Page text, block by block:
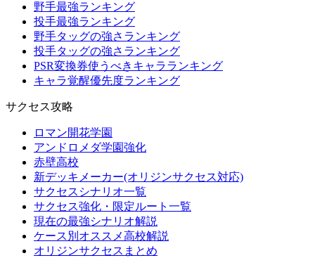
野手最強ランキング
投手最強ランキング
野手タッグの強さランキング
投手タッグの強さランキング
PSR変換券使うべきキャラランキング
キャラ覚醒優先度ランキング
サクセス攻略
ロマン開花学園
アンドロメダ学園強化
赤壁高校
新デッキメーカー(オリジンサクセス対応)
サクセスシナリオ一覧
サクセス強化・限定ルート一覧
現在の最強シナリオ解説
ケース別オススメ高校解説
オリジンサクセスまとめ